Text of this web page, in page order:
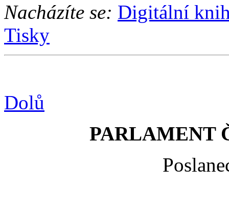
Nacházíte se: Digitální
Tisky
Dolů
PARLAMENT